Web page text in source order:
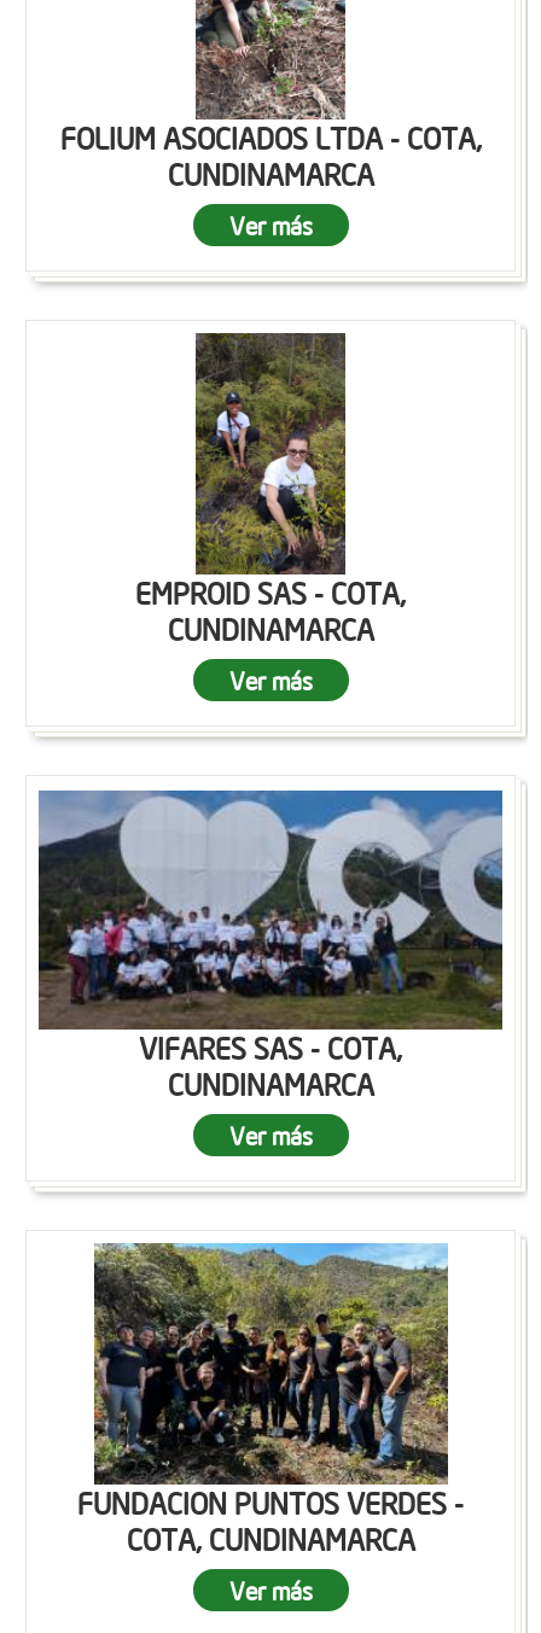
FOLIUM ASOCIADOS LTDA - COTA,
CUNDINAMARCA
Ver más
EMPROID SAS - COTA,
CUNDINAMARCA
Ver más
VIFARES SAS - COTA,
CUNDINAMARCA
Ver más
FUNDACION PUNTOS VERDES -
COTA, CUNDINAMARCA
Ver más